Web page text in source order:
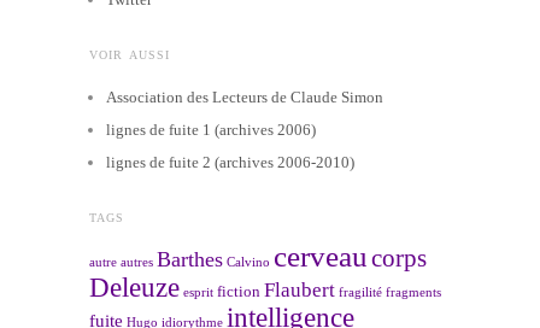
VOIR AUSSI
Association des Lecteurs de Claude Simon
lignes de fuite 1 (archives 2006)
lignes de fuite 2 (archives 2006-2010)
TAGS
autre autres Barthes Calvino cerveau corps
Deleuze esprit fiction Flaubert fragilité fragments
fuite Hugo idiorythme intelligence